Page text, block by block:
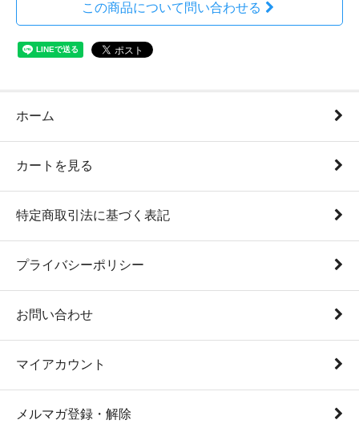
この商品について問い合わせる
ホーム
カートを見る
特定商取引法に基づく表記
プライバシーポリシー
お問い合わせ
マイアカウント
メルマガ登録・解除